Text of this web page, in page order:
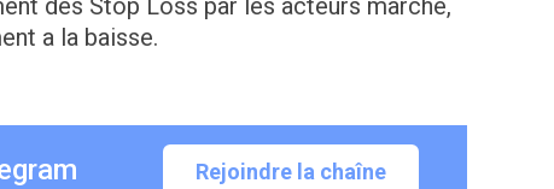
des Stop Loss par les acteurs marché,
a la baisse.
Rejoindre la chaîne